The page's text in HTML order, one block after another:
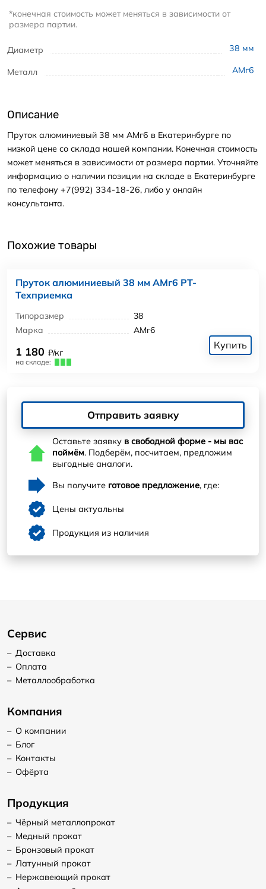
Диаметр 38 мм
Металл АМг6
*конечная стоимость может меняться в зависимости от
размера партии.
Описание
Пруток алюминиевый 38 мм АМг6 в Екатеринбурге по
низкой цене со склада нашей компании. Конечная стоимость
может меняться в зависимости от размера партии. Уточняйте
информацию о наличии позиции на складе в Екатеринбурге
по телефону +7(992) 334-18-26, либо у онлайн
консультанта.
Похожие товары
Пруток алюминиевый 38 мм АМг6 РТ-
Техприемка
Типоразмер
38
Марка
АМг6
1 180 ₽/кг
на складе:
Купить
Отправить заявку
Оставьте заявку в свободной форме - мы вас
поймём. Подберём, посчитаем, предложим
выгодные аналоги.
Вы получите готовое предложение, где:
Цены актуальны
Продукция из наличия
Сервис
– Доставка
– Оплата
– Металлообработка
Компания
– О компании
– Блог
– Контакты
– Офёрта
Продукция
– Чёрный металлопрокат
– Медный прокат
– Бронзовый прокат
– Латунный прокат
– Нержавеющий прокат